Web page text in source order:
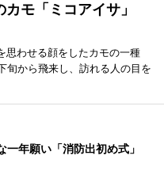
カモ「ミコアイサ」
思わせる顔をしたカモの一種
旬から飛来し、訪れる人の目を
一年願い「消防出初め式」